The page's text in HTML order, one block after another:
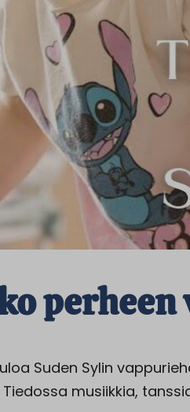
Suden Sylin
Tiedossa musiikkia,